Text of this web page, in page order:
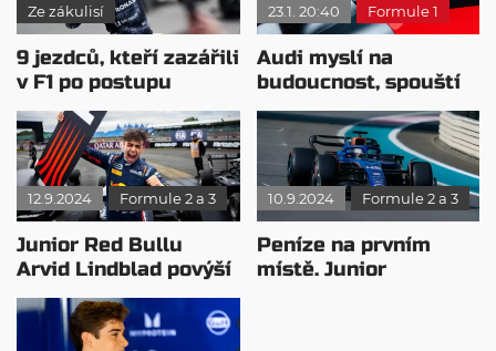
Ze zákulisí
9 jezdců, kteří zazářili
v F1 po postupu
juniorskými
kategoriemi
23.1. 20:40 Formule 1
Audi myslí na
budoucnost, spouští
vlastní jezdeckou
akademii
12.9.2024 Formule 2 a 3
Junior Red Bullu
Arvid Lindblad povýší
do formule 2
10.9.2024 Formule 2 a 3
Peníze na prvním
místě. Junior